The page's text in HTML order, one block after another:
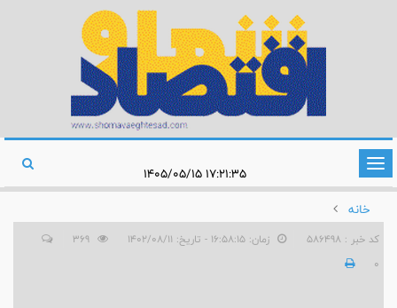
تغییر
وضعیت
ناوبری
۱۷:۲۱:۳۵ ۱۴۰۵/۰۵/۱۵
خانه
کد خبر : 586498 زمان: ۱۶:۵۸:۱۵ - تاریخ: ۱۴۰۲/۰۸/۱۱
0